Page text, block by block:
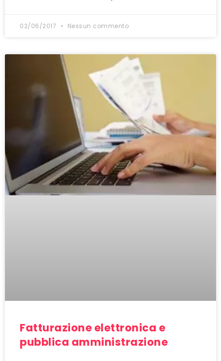
02/06/2017 Nessun commento
Fatturazione elettronica e
pubblica amministrazione